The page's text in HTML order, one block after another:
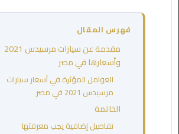
فهرس المقال
مقدمة عن سيارات مرسيدس 2021
وأسعارها في مصر
العوامل المؤثرة في أسعار سيارات
مرسيدس 2021 في مصر
الخاتمة
تفاصيل إضافية يجب معرفتها